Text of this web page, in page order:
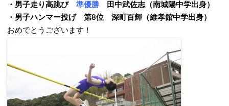
・男子走り高跳び 準優勝 田中武佐志（南城陽中学出身）
・男子ハンマー投げ 第8位 深町百輝（維孝館中学出身）
おめでとうございます！